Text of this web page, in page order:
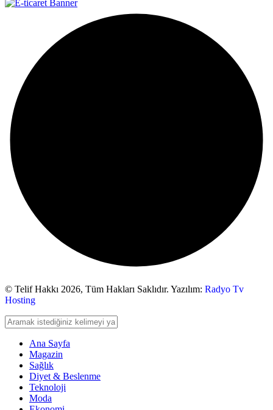
© Telif Hakkı 2026, Tüm Hakları Saklıdır. Yazılım: Radyo Tv
Hosting
Ana Sayfa
Magazin
Sağlık
Diyet & Beslenme
Teknoloji
Moda